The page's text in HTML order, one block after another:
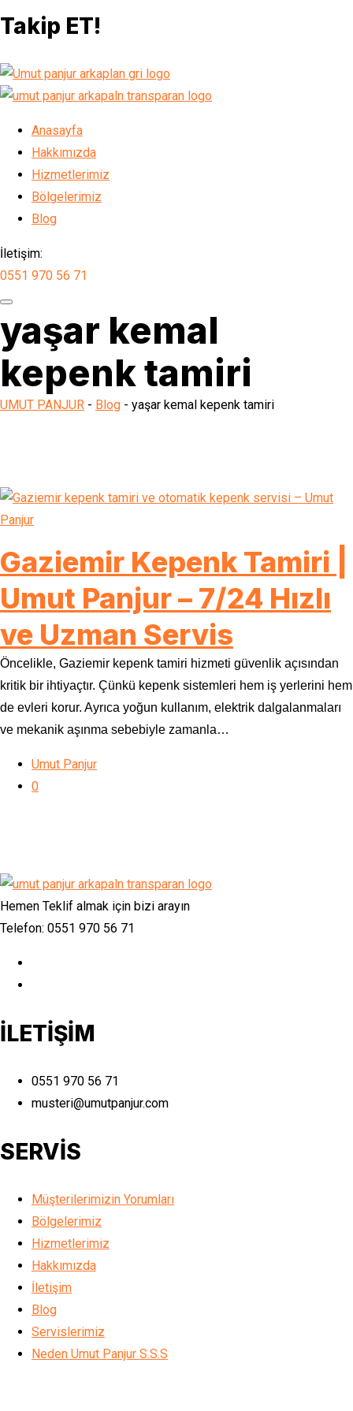
Takip ET!
Anasayfa
Hakkımızda
Hizmetlerimiz
Bölgelerimiz
Blog
İletişim:
0551 970 56 71
yaşar kemal
kepenk tamiri
UMUT PANJUR - Blog - yaşar kemal kepenk tamiri
Gaziemir Kepenk Tamiri |
Umut Panjur – 7/24 Hızlı
ve Uzman Servis
Öncelikle, Gaziemir kepenk tamiri hizmeti güvenlik açısından
kritik bir ihtiyaçtır. Çünkü kepenk sistemleri hem iş yerlerini hem
de evleri korur. Ayrıca yoğun kullanım, elektrik dalgalanmaları
ve mekanik aşınma sebebiyle zamanla…
Umut Panjur
0
Hemen Teklif almak için bizi arayın
Telefon: 0551 970 56 71
İLETİŞİM
0551 970 56 71
musteri@umutpanjur.com
SERVİS
Müşterilerimizin Yorumları
Bölgelerimiz
Hizmetlerimiz
Hakkımızda
İletişim
Blog
Servislerimiz
Neden Umut Panjur S.S.S